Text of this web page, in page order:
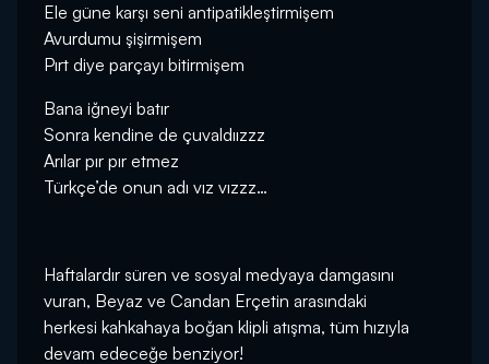
Ele güne karşı seni antipatikleştirmişem
Avurdumu şişirmişem
Pırt diye parçayı bitirmişem
Bana iğneyi batır
Sonra kendine de çuvaldıızzz
Arılar pır pır etmez
Türkçe’de onun adı vız vızzz…
Haftalardır süren ve sosyal medyaya damgasını
vuran, Beyaz ve Candan Erçetin arasındaki
herkesi kahkahaya boğan klipli atışma, tüm hızıyla
devam edeceğe benziyor!